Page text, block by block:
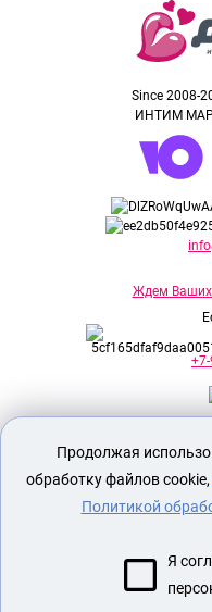
Since 2008-
ИНТИМ
Ждем Ваших
Продолжая
обработку файлов cookie,
Политикой
Я